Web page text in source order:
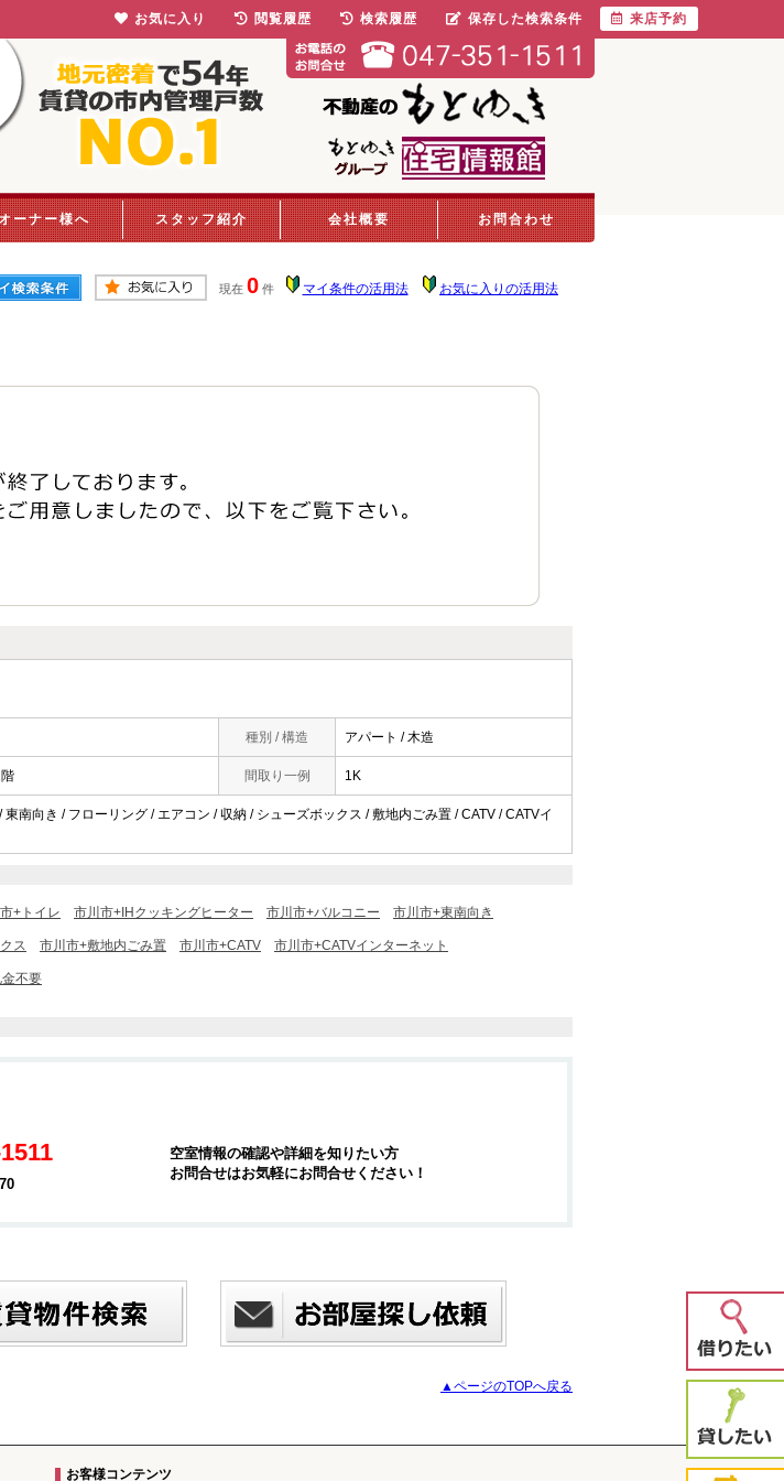
ーナー様へ スタッフ紹介 会社概要 お問合わせ
現在 0 件 マイ条件の活用法 お気に入りの活用法
種別 / 構造 アパート / 木造
間取り一例 1K
南向き / フローリング / エアコン / 収納 / シューズボックス / 敷地内ごみ置 / CATV / CATVイ
+トイレ 市川市+IHクッキングヒーター 市川市+バルコニー 市川市+東南向き
ス 市川市+敷地内ごみ置 市川市+CATV 市川市+CATVインターネット
不要
空室情報の確認や詳細を知りたい方
お問合せはお気軽にお問合せください！
▲ページのTOPへ戻る
お客様コンテンツ
お気に入り 閲覧履歴 検索履歴 保存した検索条件 来店予約